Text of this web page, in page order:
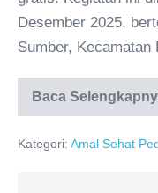
Desember 2025,
Sumber,
Baca
Kategori: Amal Sehat